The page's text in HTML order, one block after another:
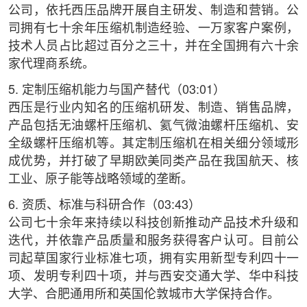
公司，依托西压品牌开展自主研发、制造和营销。公
司拥有七十余年压缩机制造经验、一万家客户案例，
技术人员占比超过百分之三十，并在全国拥有六十余
家代理商系统。
5. 定制压缩机能力与国产替代（03:01）
西压是行业内知名的压缩机研发、制造、销售品牌，
产品包括无油螺杆压缩机、氦气微油螺杆压缩机、安
全级螺杆压缩机等。其定制压缩机在相关细分领域形
成优势，并打破了早期欧美同类产品在我国航天、核
工业、原子能等战略领域的垄断。
6. 资质、标准与科研合作（03:43）
公司七十余年来持续以科技创新推动产品技术升级和
迭代，并依靠产品质量和服务获得客户认可。目前公
司起草国家行业标准七项，拥有实用新型专利四十一
项、发明专利四十项，并与西安交通大学、华中科技
大学、合肥通用所和英国伦敦城市大学保持合作。